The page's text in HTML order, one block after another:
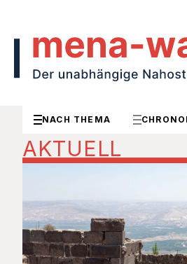
NACH THEMA
AKTUELL